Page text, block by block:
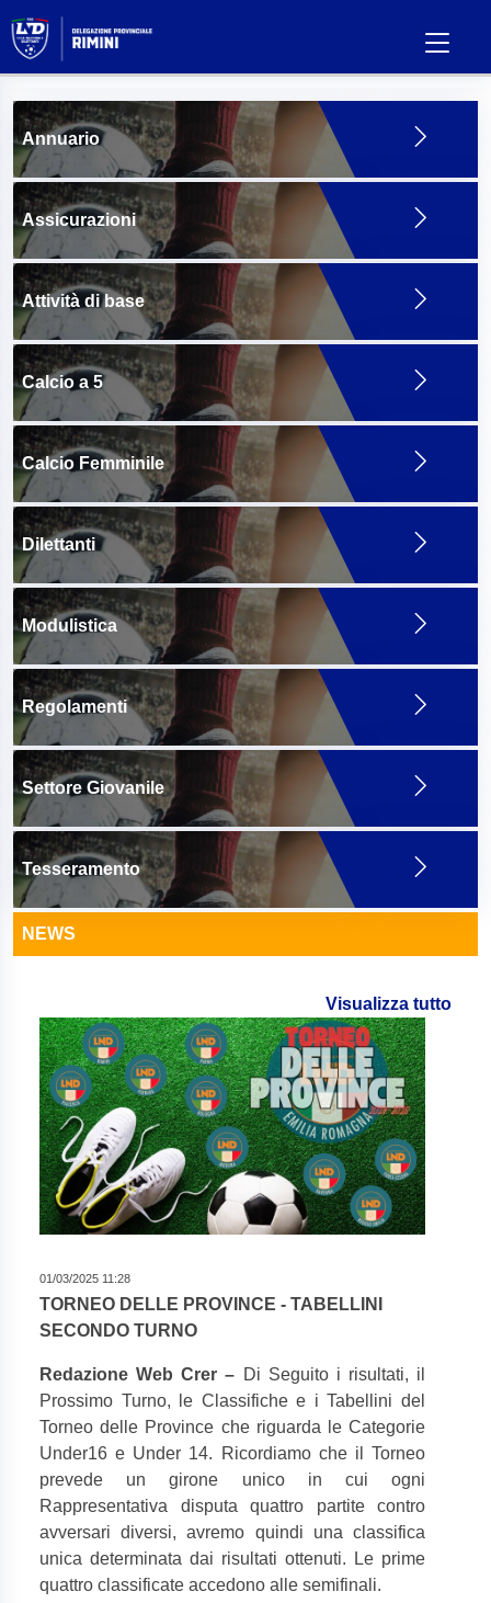
Annuario
Assicurazioni
Attività di base
Calcio a 5
Calcio Femminile
Dilettanti
Modulistica
Regolamenti
Settore Giovanile
Tesseramento
NEWS
Visualizza tutto
01/03/2025 11:28
TORNEO DELLE PROVINCE - TABELLINI
SECONDO TURNO
Redazione Web Crer – Di Seguito i risultati, il
Prossimo Turno, le Classifiche e i Tabellini del
Torneo delle Province che riguarda le Categorie
Under16 e Under 14. Ricordiamo che il Torneo
prevede un girone unico in cui ogni
Rappresentativa disputa quattro partite contro
avversari diversi, avremo quindi una classifica
unica determinata dai risultati ottenuti. Le prime
quattro classificate accedono alle semifinali.